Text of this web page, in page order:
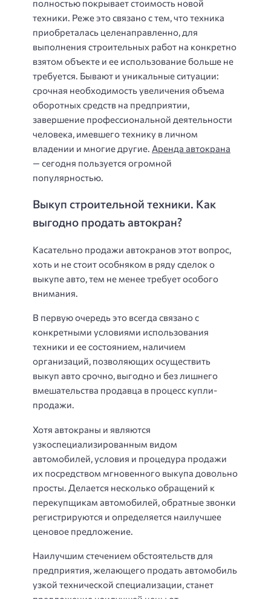
полностью покрывает стоимость новой
техники. Реже это связано с тем, что техника
приобреталась целенаправленно, для
выполнения строительных работ на конкретно
взятом объекте и ее использование больше не
требуется. Бывают и уникальные ситуации:
срочная необходимость увеличения объема
оборотных средств на предприятии,
завершение профессиональной деятельности
человека, имевшего технику в личном
владении и многие другие. Аренда автокрана
— сегодня пользуется огромной
популярностью.
Выкуп строительной техники. Как
выгодно продать автокран?
Касательно продажи автокранов этот вопрос,
хоть и не стоит особняком в ряду сделок о
выкупе авто, тем не менее требует особого
внимания.
В первую очередь это всегда связано с
конкретными условиями использования
техники и ее состоянием, наличием
организаций, позволяющих осуществить
выкуп авто срочно, выгодно и без лишнего
вмешательства продавца в процесс купли-
продажи.
Хотя автокраны и являются
узкоспециализированным видом
автомобилей, условия и процедура продажи
их посредством мгновенного выкупа довольно
просты. Делается несколько обращений к
перекупщикам автомобилей, обратные звонки
регистрируются и определяется наилучшее
ценовое предложение.
Наилучшим стечением обстоятельств для
предприятия, желающего продать автомобиль
узкой технической специализации, станет